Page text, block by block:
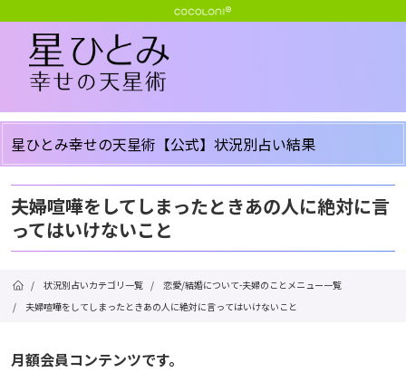
星ひとみ幸せの天星術【公式】状況別占い結果
夫婦喧嘩をしてしまったときあの人に絶対に言
ってはいけないこと
/ 状況別占いカテゴリ一覧 /
恋愛/結婚について-夫婦のことメニュー一覧
/
夫婦喧嘩をしてしまったときあの人に絶対に言ってはいけないこと
月額会員コンテンツです。